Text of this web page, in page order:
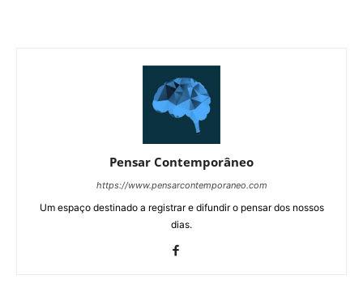
Pensar Contemporâneo
https://www.pensarcontemporaneo.com
Um espaço destinado a registrar e difundir o pensar dos nossos
dias.